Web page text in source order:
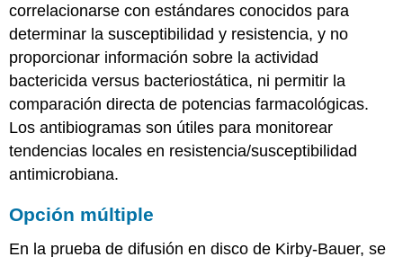
correlacionarse con estándares conocidos para
determinar la susceptibilidad y resistencia, y no
proporcionar información sobre la actividad
bactericida versus bacteriostática, ni permitir la
comparación directa de potencias farmacológicas.
Los antibiogramas son útiles para monitorear
tendencias locales en resistencia/susceptibilidad
antimicrobiana.
Opción múltiple
En la prueba de difusión en disco de Kirby-Bauer, se